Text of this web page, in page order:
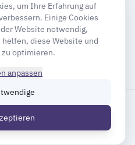
für Mauersegler e.V.
um Ihre Erfahrung auf
Einige Cookies
Website notwendig,
diese Website und
optimieren.
anpassen